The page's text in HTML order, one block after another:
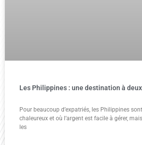
Les Philippines : une destination à
Pour beaucoup d’expatriés, les Philippines
chaleureux et où l’argent est facile à gérer,
les